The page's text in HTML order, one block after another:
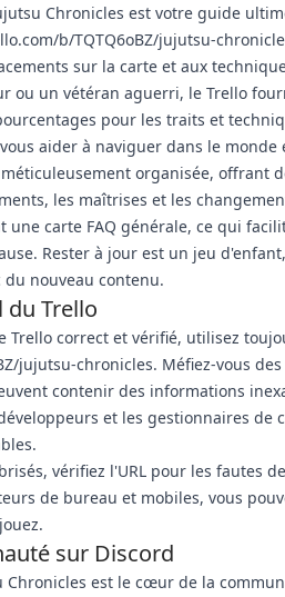
Chronicles est votre guide
b/TQTQ6oBZ/jujutsu-
sur la carte et aux
ou un vétéran aguerri, le Trello
pour les traits et
aider à naviguer dans le monde
organisée, offrant
les maîtrises et les
une carte FAQ générale, ce qui
Rester à jour est un jeu
nouveau contenu.
du Trello
Trello correct et vérifié, utilisez
jujutsu-chronicles. Méfiez-vous
contenir des informations
et les gestionnaires de
vérifiez l'URL pour les fautes
de bureau et mobiles, vous
sur Discord
Chronicles est le cœur de la